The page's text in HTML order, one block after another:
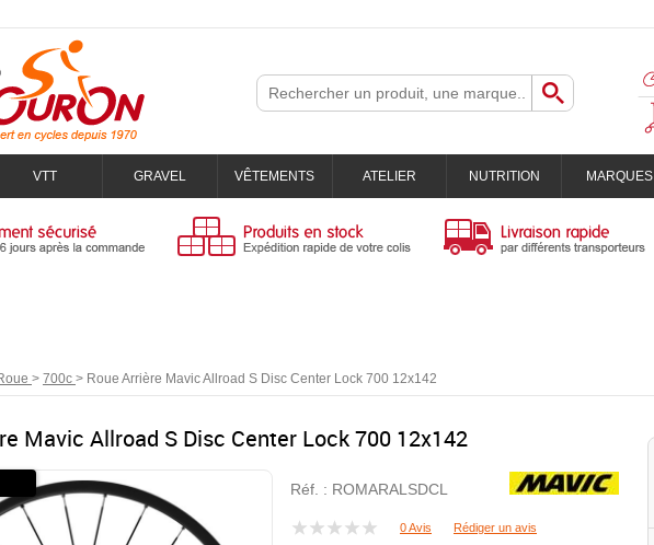
VTT GRAVEL VÊTEMENTS ATELIER NUTRITION MARQUES
> 700c > Roue Arrière Mavic Allroad S Disc Center Lock 700 12x142
Mavic Allroad S Disc Center Lock 700 12x142
Réf. : ROMARALSDCL
0 Avis Rédiger un avis